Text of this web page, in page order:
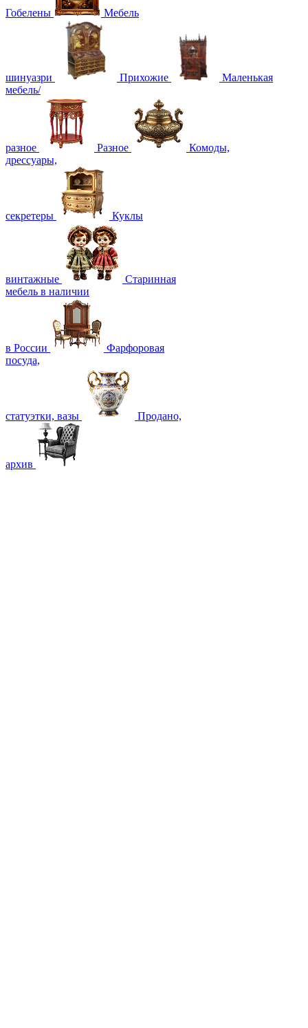
Гобелены Мебель
шинуазри Прихожие
Маленькая
мебель/
разное Разное
Комоды,
дрессуары,
секретеры Куклы
винтажные
Старинная
мебель в наличии
в России
Фарфоровая
посуда,
статуэтки, вазы Продано,
архив